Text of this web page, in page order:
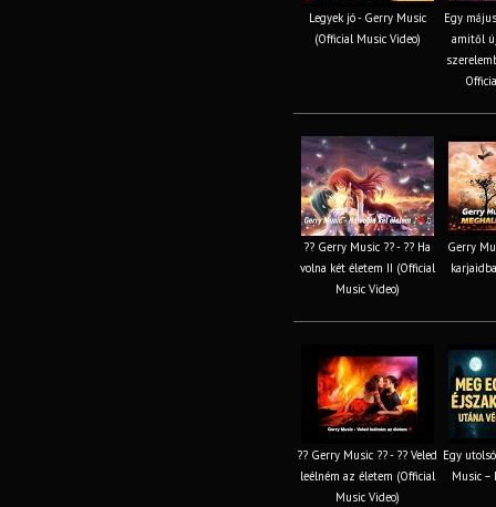
Legyek jó - Gerry Music
(Official Music Video)
Egy
amitől
?? Gerry Music ?? - ?? Ha
volna két életem II (Official
Music Video)
Gerry
?? Gerry Music ?? - ?? Veled
leélném az életem (Official
Music Video)
Egy
Music –